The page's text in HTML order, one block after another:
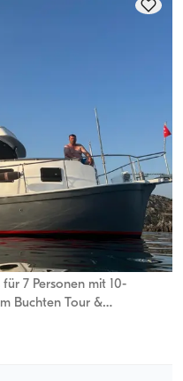
Neues Boot
7 Personen mit 10-
Buchten Tour &